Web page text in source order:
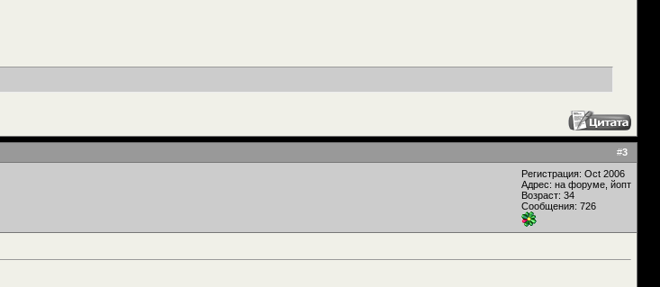
#3
Регистрация: Oct 2006
Адрес: на форуме, йопт
Возраст: 34
Сообщения: 726